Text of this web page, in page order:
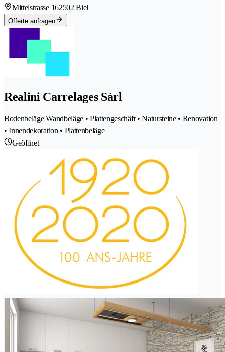
Mittelstrasse 162502 Biel
Offerte anfragen
Realini Carrelages Sàrl
Bodenbeläge Wandbeläge • Plattengeschäft • Natursteine • Renovation
• Innendekoration • Plattenbeläge
Geöffnet